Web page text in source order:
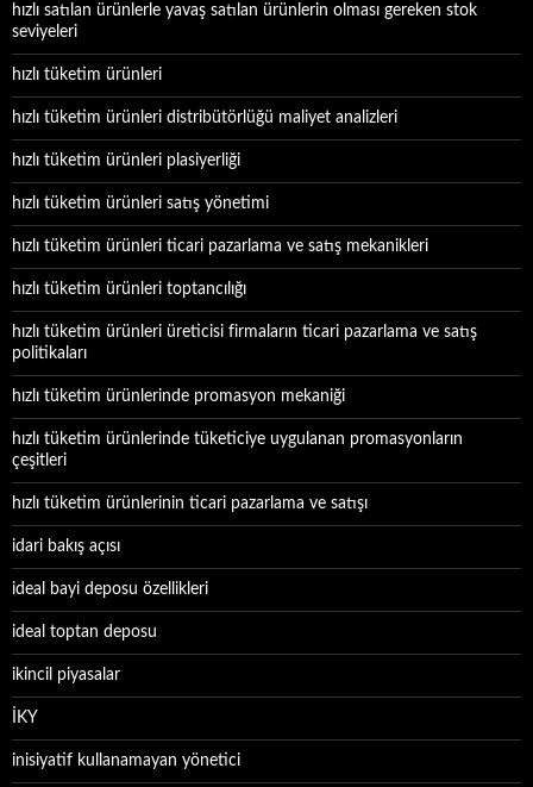
hızlı satılan ürünlerle yavaş satılan ürünlerin olması gereken stok
seviyeleri
hızlı tüketim ürünleri
hızlı tüketim ürünleri distribütörlüğü maliyet analizleri
hızlı tüketim ürünleri plasiyerliği
hızlı tüketim ürünleri satış yönetimi
hızlı tüketim ürünleri ticari pazarlama ve satış mekanikleri
hızlı tüketim ürünleri toptancılığı
hızlı tüketim ürünleri üreticisi firmaların ticari pazarlama ve satış
politikaları
hızlı tüketim ürünlerinde promasyon mekaniği
hızlı tüketim ürünlerinde tüketiciye uygulanan promasyonların
çeşitleri
hızlı tüketim ürünlerinin ticari pazarlama ve satışı
idari bakış açısı
ideal bayi deposu özellikleri
ideal toptan deposu
ikincil piyasalar
İKY
inisiyatif kullanamayan yönetici